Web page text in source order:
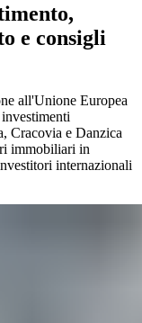
e consigli
all'Unione Europea
Cracovia e Danzica
immobiliari in
internazionali